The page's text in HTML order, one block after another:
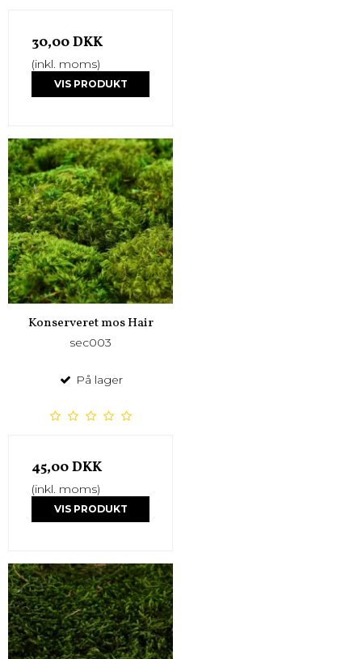
30,00 DKK
(inkl. moms)
VIS PRODUKT
Konserveret mos Hair
sec003
På lager
45,00 DKK
(inkl. moms)
VIS PRODUKT